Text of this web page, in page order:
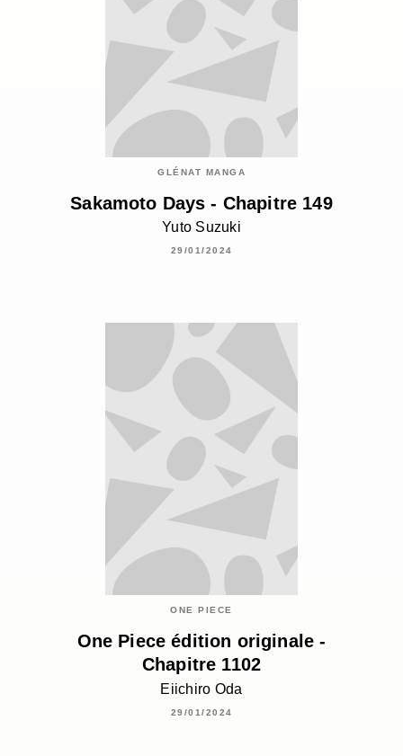
GLÉNAT MANGA
Sakamoto Days - Chapitre 149
Yuto Suzuki
29/01/2024
ONE PIECE
One Piece édition originale -
Chapitre 1102
Eiichiro Oda
29/01/2024